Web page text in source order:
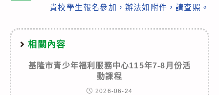
貴校學生報名參加，辦法如附件，請查照。
相關內容
基隆市青少年福利服務中心115年7-8月份活
動課程
2026-06-24